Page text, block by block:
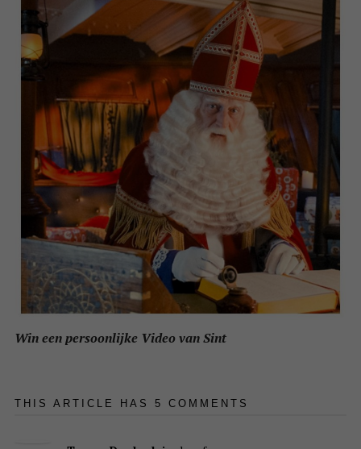
Win een persoonlijke Video van Sint
THIS ARTICLE HAS 5 COMMENTS